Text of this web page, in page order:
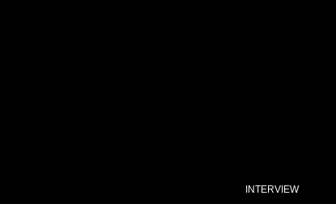
INTERVIEW